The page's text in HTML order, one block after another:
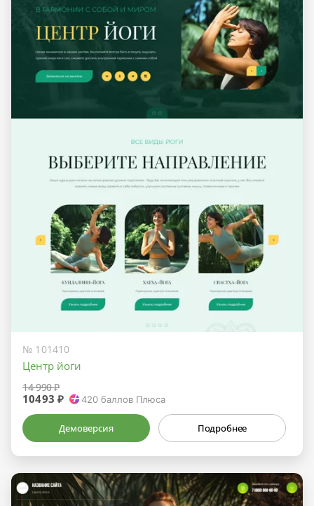
№ 101410
Центр йоги
14 990 ₽
10493 ₽ 420 баллов Плюса
Демоверсия Подробнее